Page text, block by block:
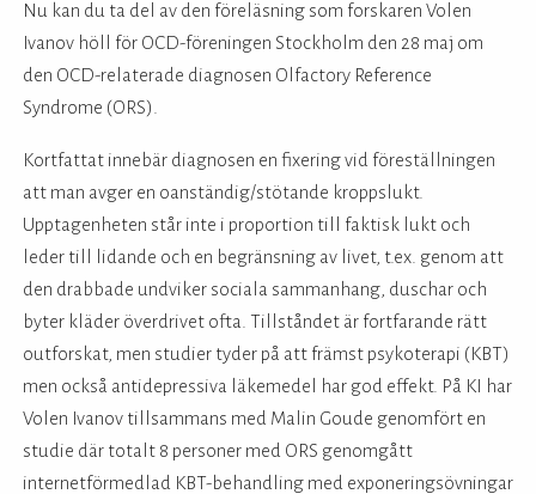
Nu kan du ta del av den föreläsning som forskaren Volen
Ivanov höll för OCD-föreningen Stockholm den 28 maj om
den OCD-relaterade diagnosen Olfactory Reference
Syndrome (ORS).
Kortfattat innebär diagnosen en fixering vid föreställningen
att man avger en oanständig/stötande kroppslukt.
Upptagenheten står inte i proportion till faktisk lukt och
leder till lidande och en begränsning av livet, t.ex. genom att
den drabbade undviker sociala sammanhang, duschar och
byter kläder överdrivet ofta. Tillståndet är fortfarande rätt
outforskat, men studier tyder på att främst psykoterapi (KBT)
men också antidepressiva läkemedel har god effekt. På KI har
Volen Ivanov tillsammans med Malin Goude genomfört en
studie där totalt 8 personer med ORS genomgått
internetförmedlad KBT-behandling med exponeringsövningar